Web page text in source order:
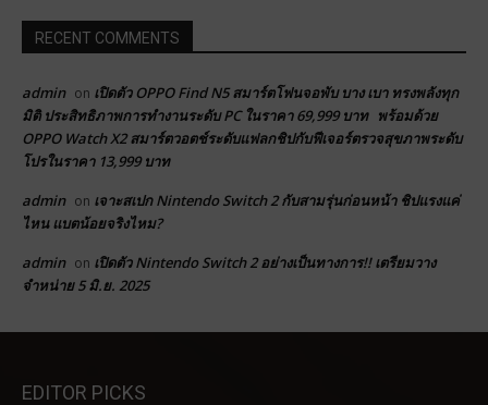
RECENT COMMENTS
admin on เปิดตัว OPPO Find N5 สมาร์ตโฟนจอพับ บาง เบา ทรงพลังทุก
มิติ ประสิทธิภาพการทำงานระดับ PC ในราคา 69,999 บาท พร้อมด้วย
OPPO Watch X2 สมาร์ตวอตช์ระดับแฟลกชิปกับฟีเจอร์ตรวจสุขภาพระดับ
โปรในราคา 13,999 บาท
admin on เจาะสเปก Nintendo Switch 2 กับสามรุ่นก่อนหน้า ชิปแรงแค่
ไหน แบตน้อยจริงไหม?
admin on เปิดตัว Nintendo Switch 2 อย่างเป็นทางการ!! เตรียมวาง
จำหน่าย 5 มิ.ย. 2025
EDITOR PICKS